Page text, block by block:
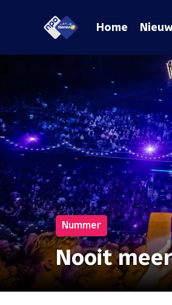
Home
Nummer
Nooit